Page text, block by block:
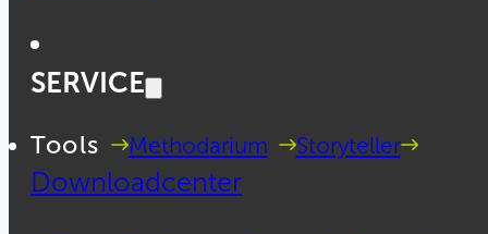
SERVICE
Tools Methodarium Storyteller
Downloadcenter